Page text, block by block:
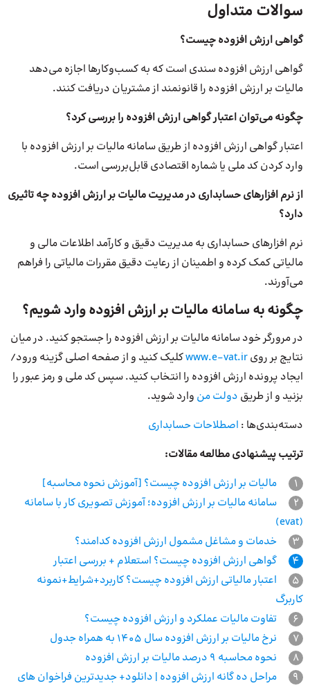
سوالات متداول
گواهی ارزش افزوده چیست؟
گواهی ارزش افزوده سندی است که به کسب‌وکارها اجازه می‌دهد
مالیات بر ارزش افزوده را قانونمند از مشتریان دریافت کنند.
چگونه می‌توان اعتبار گواهی ارزش افزوده را بررسی کرد؟
اعتبار گواهی ارزش افزوده از طریق سامانه مالیات بر ارزش افزوده با
وارد کردن کد ملی یا شماره اقتصادی قابل‌بررسی است.
از نرم افزارهای حسابداری در مدیریت مالیات بر ارزش افزوده چه تاثیری
دارد؟
نرم افزارهای حسابداری به مدیریت دقیق و کارآمد اطلاعات مالی و
مالیاتی کمک کرده و اطمینان از رعایت دقیق مقررات مالیاتی را فراهم
می‌آورند.
چگونه به سامانه مالیات بر ارزش افزوده وارد شویم؟
در مرورگر خود سامانه مالیات بر ارزش افزوده را جستجو کنید. در میان
نتایج بر رویwww.e-vat.irکلیک کنید و از صفحه اصلی گزینه ورود/
ایجاد پرونده ارزش افزوده را انتخاب کنید. سپس کد ملی و رمز عبور را
بزنید و از طریق دولت من وارد شوید.
دسته‌بندی‌ها : اصطلاحات حسابداری
ترتیب پیشنهادی مطالعه مقالات:
1
مالیات بر ارزش افزوده چیست؟ [آموزش نحوه محاسبه]
2
سامانه مالیات بر ارزش افزوده؛ آموزش تصویری کار با سامانه
(evat)
3
خدمات و مشاغل مشمول ارزش افزوده کدامند؟
4
گواهی ارزش افزوده چیست؟ استعلام + بررسی اعتبار
5
اعتبار مالیاتی ارزش افزوده چیست؟ کاربرد+شرایط+نمونه
کاربرگ
6
تفاوت مالیات عملکرد و ارزش افزوده چیست؟
7
نرخ مالیات بر ارزش افزوده سال 1405 به همراه جدول
8
نحوه محاسبه 9 درصد مالیات بر ارزش افزوده
9
مراحل ده گانه ارزش افزوده | دانلود+ جدیدترین فراخوان های